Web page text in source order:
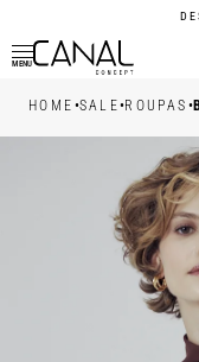
MENU
HOME •SALE•ROUPAS •